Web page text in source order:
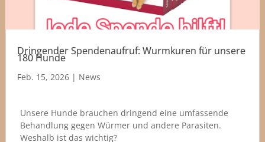
Dringender Spendenaufruf: Wurmkuren für unsere
180 Hunde
Feb. 15, 2026| News
Unsere Hunde brauchen dringend eine umfassende
Behandlung gegen Würmer und andere Parasiten.
Weshalb ist das wichtig?